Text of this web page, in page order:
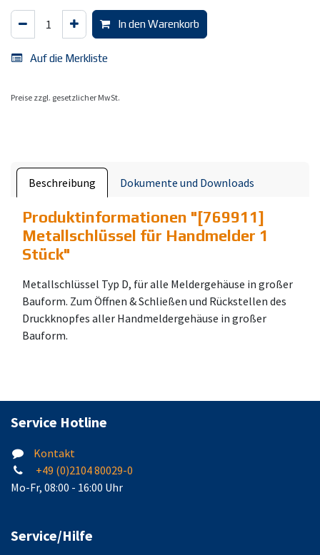
In den Warenkorb
Auf die Merkliste
Preise zzgl. gesetzlicher MwSt.
Beschreibung Dokumente und Downloads
Produktinformationen "[769911]
Metallschlüssel für Handmelder 1
Stück"
Metallschlüssel Typ D, für alle Meldergehäuse in großer
Bauform. Zum Öffnen & Schließen und Rückstellen des
Druckknopfes aller Handmeldergehäuse in großer
Bauform.
Service Hotline
Kontakt
+49 (0)2104 80029-0
Mo-Fr, 08:00 - 16:00 Uhr
Service/Hilfe